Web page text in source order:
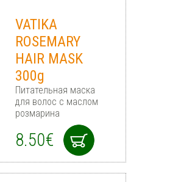
VATIKA
ROSEMARY
HAIR MASK
300g
Питательная маска
для волос с маслом
розмарина
8.50€